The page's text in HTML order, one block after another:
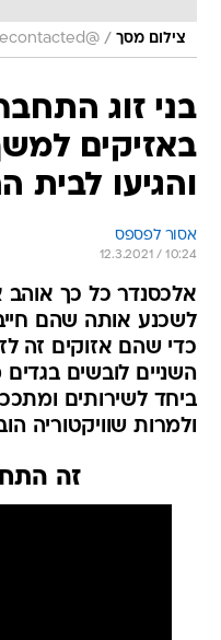
צילום מסך /
@wecontacted
בני זוג
והגיעו לבית
אסור לפספס
12.3.2021 / 10:24
אלכסנדר כל כך אוהב
לשכנע אותה שהם
כדי שהם אזוקים זה
השניים לובשים בגדים
ולמרות שוויקטוריה
זה